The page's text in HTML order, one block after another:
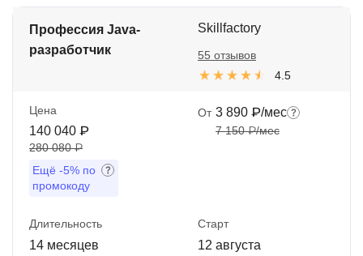
Профессия Java-
разработчик
Skillfactory
4.5
55 отзывов
Цена
140 040 ₽
280 080 ₽
Ещё -5% по
промокоду
От 3 890 ₽/мес
7 150 ₽/мес
Длительность
14 месяцев
Старт
12 августа